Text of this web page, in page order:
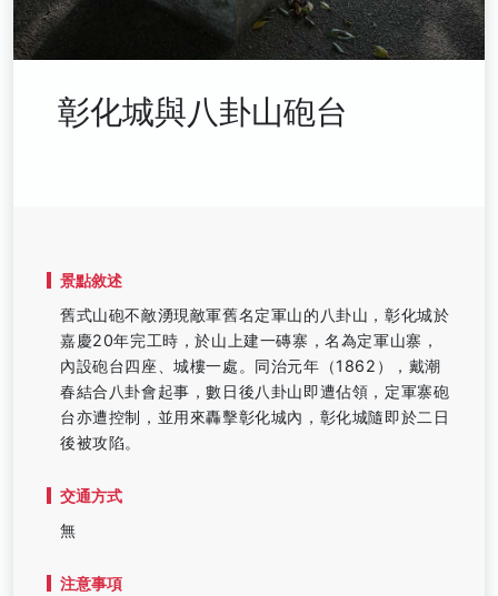
彰化城與八卦山砲台
景點敘述
舊式山砲不敵湧現敵軍舊名定軍山的八卦山，彰化城於
嘉慶20年完工時，於山上建一磚寨，名為定軍山寨，
內設砲台四座、城樓一處。同治元年（1862），戴潮
春結合八卦會起事，數日後八卦山即遭佔領，定軍寨砲
台亦遭控制，並用來轟擊彰化城內，彰化城隨即於二日
後被攻陷。
交通方式
無
注意事項